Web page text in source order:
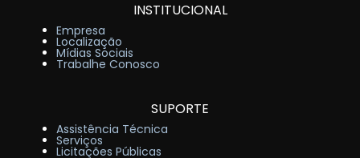
INSTITUCIONAL
Empresa
Localização
Mídias Sociais
Trabalhe Conosco
SUPORTE
Assistência Técnica
Serviços
Licitações Públicas